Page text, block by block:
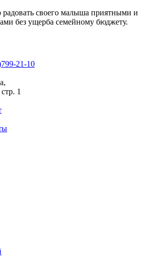
своего малыша приятными и
без ущерба семейному бюджету.
21-10
1